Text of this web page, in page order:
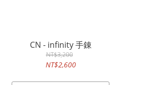
CN - infinity 手錬
NT$3,200
NT$2,600